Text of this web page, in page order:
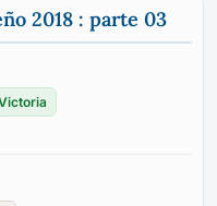
2018 : parte 03